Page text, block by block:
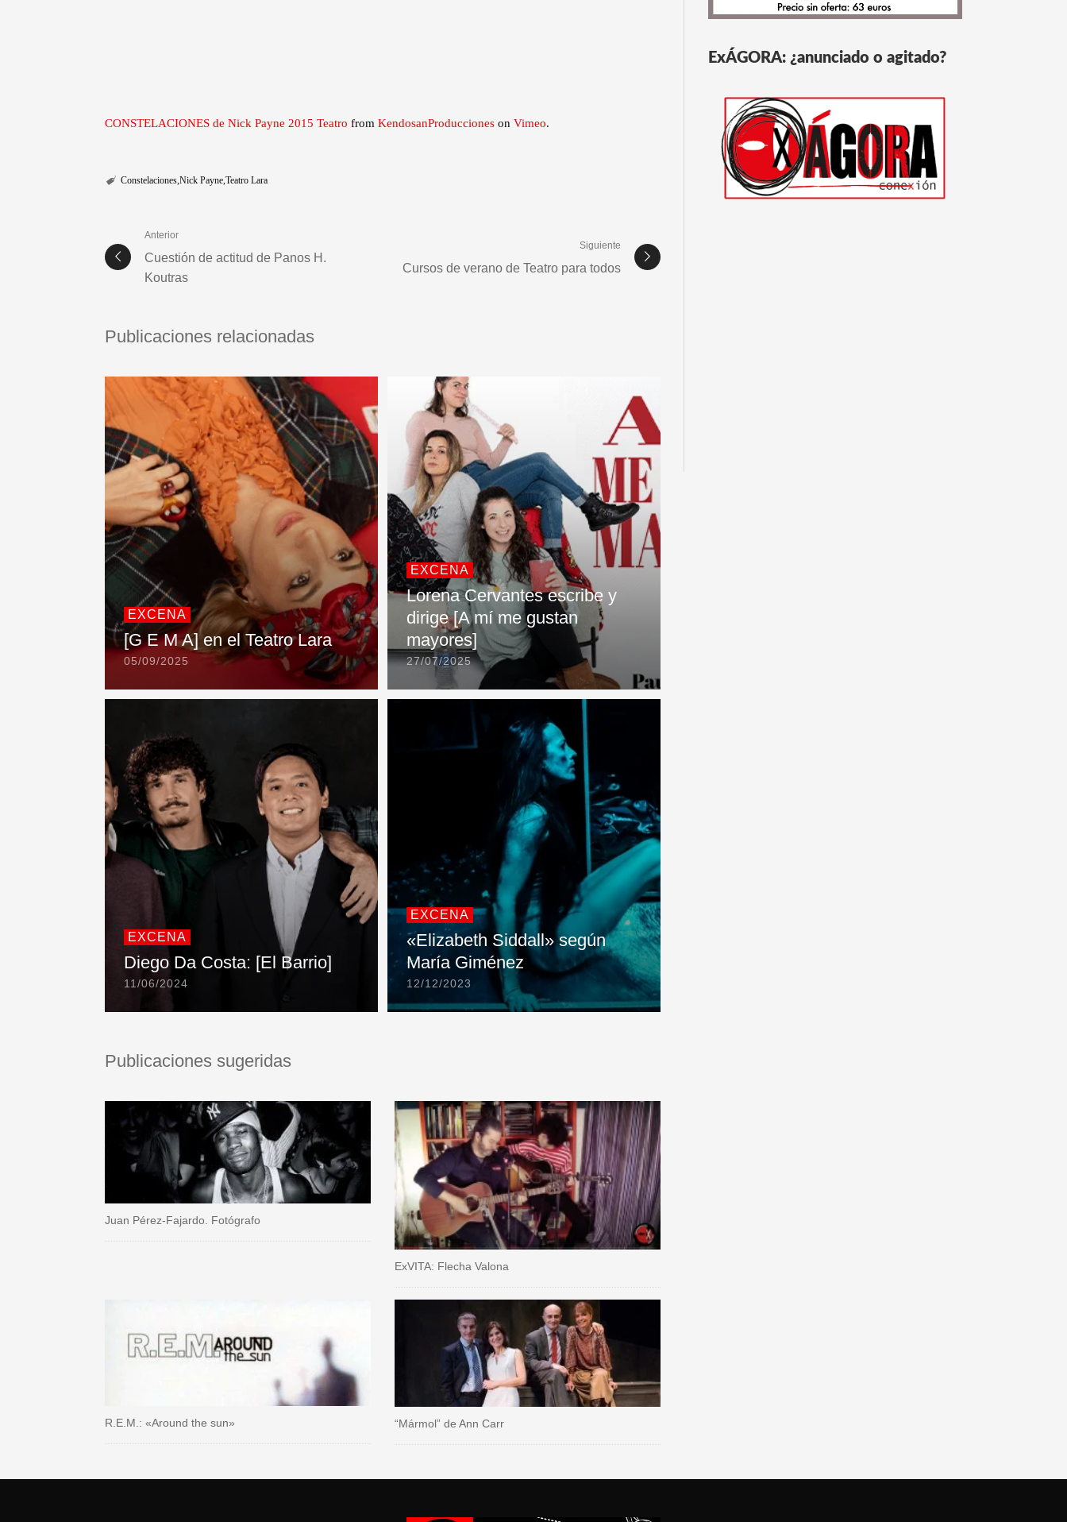
CONSTELACIONES de Nick Payne 2015 Teatro from KendosanProducciones on Vimeo.
Constelaciones Nick Payne Teatro Lara
Anterior
Cuestión de actitud de Panos H.
Koutras
Siguiente
Cursos de verano de Teatro para todos
Publicaciones relacionadas
EXCENA
[G E M A] en el Teatro Lara
05/09/2025
EXCENA
Lorena Cervantes escribe y
dirige [A mí me gustan
mayores]
27/07/2025
EXCENA
Diego Da Costa: [El Barrio]
11/06/2024
EXCENA
«Elizabeth Siddall» según
María Giménez
12/12/2023
Publicaciones sugeridas
Juan Pérez-Fajardo. Fotógrafo
ExVITA: Flecha Valona
R.E.M.: «Around the sun» “Mármol” de Ann Carr
ExÁGORA: ¿anunciado o agitado?